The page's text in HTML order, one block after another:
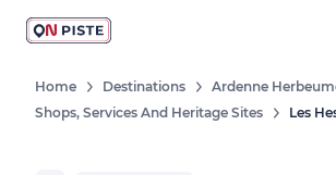
Home Destinations
Ardenne
Shops, Services And Heritage Sites
Les